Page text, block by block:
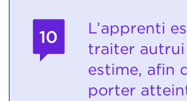
10
L’apprenti
traiter autrui
estime, afin
porter